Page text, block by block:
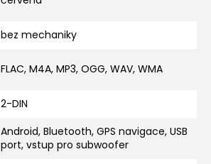
bez mechaniky
FLAC, M4A, MP3, OGG, WAV, WMA
2-DIN
Android, Bluetooth, GPS navigace, USB
port, vstup pro subwoofer